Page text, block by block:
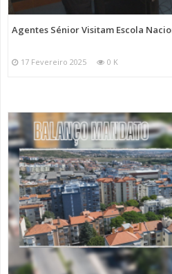
Agentes Sénior Visitam Escola
17 Fevereiro 2025 0 K